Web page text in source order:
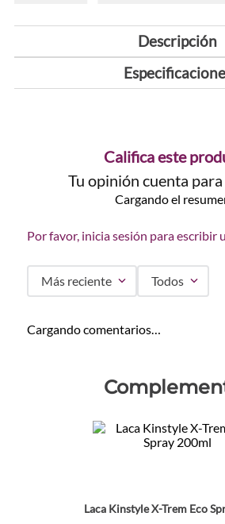
Descripción
Califica este
Tu opinión cuenta
Cargando el
Por favor, inicia sesión para escribir
Más reciente Todos
Cargando comentarios…
Laca Kinstyle X-Trem Eco